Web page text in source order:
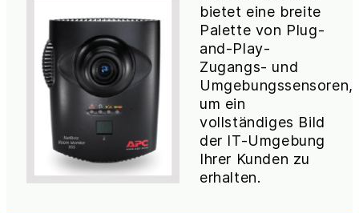
bietet eine breite
Palette von Plug-
and-Play-
Zugangs- und
Umgebungssensoren,
um ein
vollständiges Bild
der IT-Umgebung
Ihrer Kunden zu
erhalten.